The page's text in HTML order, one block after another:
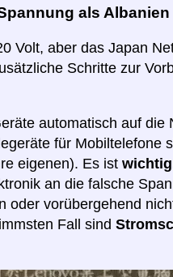
als Albanien
Volt, aber das Japan
Schritte zur
automatisch auf die
für Mobiltelefone
eigenen). Es ist
an die falsche
oder vorübergehend
Fall sind